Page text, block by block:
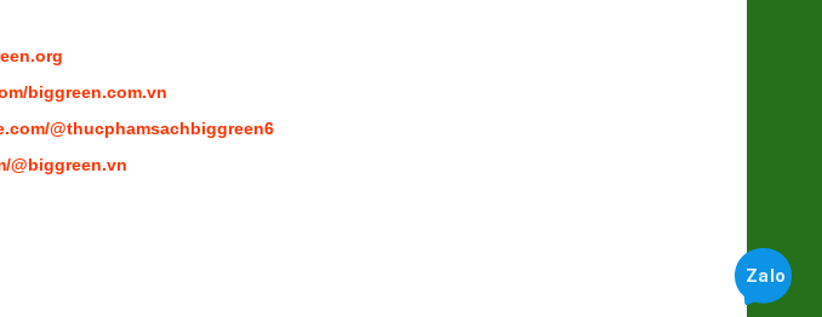
biggreen.com.vn
@thucphamsachbiggreen6950
@biggreen.vn